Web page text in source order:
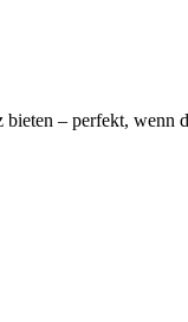
bieten – perfekt,